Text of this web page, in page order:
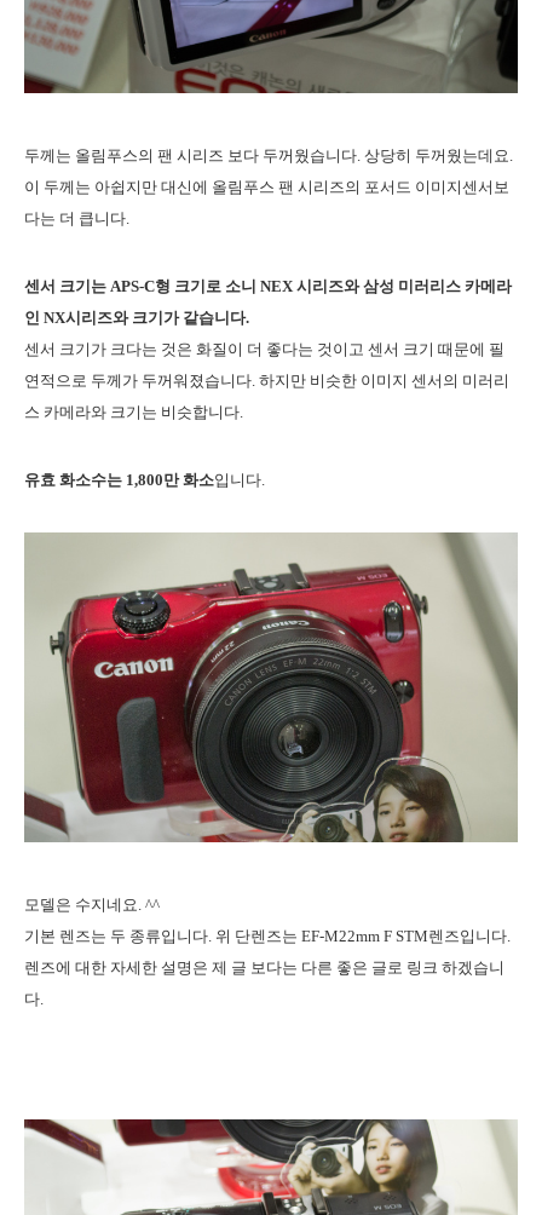
두께는 올림푸스의 팬 시리즈 보다 두꺼웠습니다. 상당히 두꺼웠는데요.
이 두께는 아쉽지만 대신에 올림푸스 팬 시리즈의 포서드 이미지센서보
다는 더 큽니다.
센서 크기는 APS-C형 크기로 소니 NEX 시리즈와 삼성 미러리스 카메라
인 NX시리즈와 크기가 같습니다.
센서 크기가 크다는 것은 화질이 더 좋다는 것이고 센서 크기 때문에 필
연적으로 두께가 두꺼워졌습니다. 하지만 비슷한 이미지 센서의 미러리
스 카메라와 크기는 비슷합니다.
유효 화소수는 1,800만 화소입니다.
모델은 수지네요. ^^
기본 렌즈는 두 종류입니다. 위 단렌즈는 EF-M22mm F STM렌즈입니다.
렌즈에 대한 자세한 설명은 제 글 보다는 다른 좋은 글로 링크 하겠습니
다.